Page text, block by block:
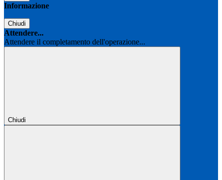
Informazione
Chiudi
Attendere...
Attendere il completamento dell'operazione...
Chiudi